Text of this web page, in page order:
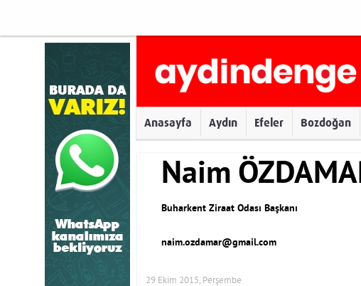
Anasayfa Aydın Efeler Bozdoğan
Naim
Buharkent Ziraat Odası Başkanı
naim.ozdamar@gmail.com
29 Ekim 2015, Perşembe